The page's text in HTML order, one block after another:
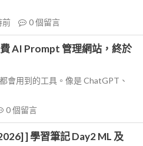
前 0個留言
費 AI Prompt 管理網站，終於
會用到的工具。像是 ChatGPT、
0個留言
] 學習筆記 Day2 ML 及